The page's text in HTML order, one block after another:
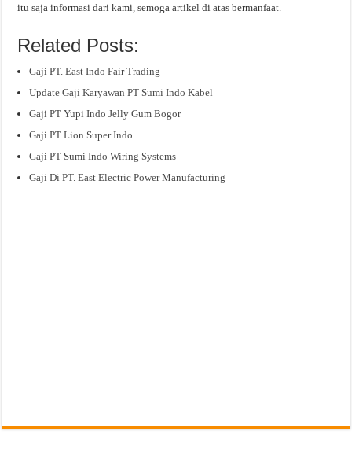
itu saja informasi dari kami, semoga artikel di atas bermanfaat.
Related Posts:
Gaji PT. East Indo Fair Trading
Update Gaji Karyawan PT Sumi Indo Kabel
Gaji PT Yupi Indo Jelly Gum Bogor
Gaji PT Lion Super Indo
Gaji PT Sumi Indo Wiring Systems
Gaji Di PT. East Electric Power Manufacturing